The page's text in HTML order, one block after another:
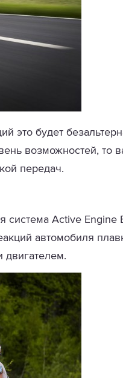
это будет
возможностей, то
передач.
система Active Engine
автомобиля
двигателем.